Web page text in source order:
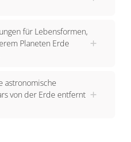
für Lebensformen,
Planeten Erde
astronomische
von der Erde entfernt